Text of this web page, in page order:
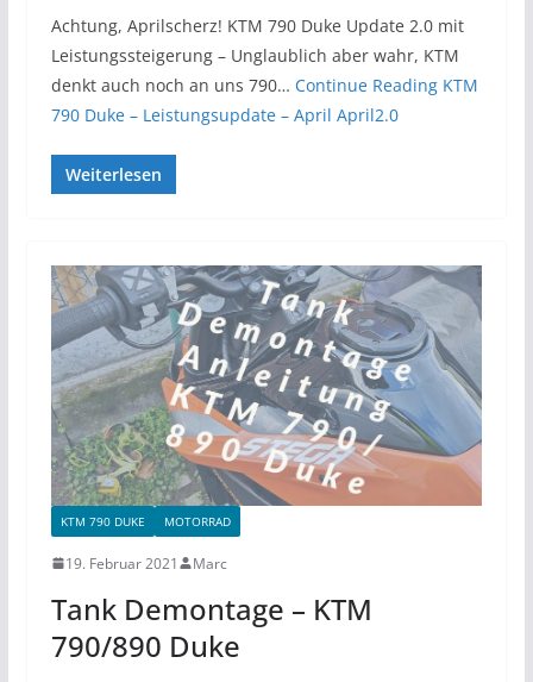
Achtung, Aprilscherz! KTM 790 Duke Update 2.0 mit
Leistungssteigerung – Unglaublich aber wahr, KTM
denkt auch noch an uns 790… Continue ReadingKTM
790 Duke – Leistungsupdate – April April2.0
Weiterlesen
KTM 790 DUKE MOTORRAD
19. Februar 2021 Marc
Tank Demontage – KTM
790/890 Duke